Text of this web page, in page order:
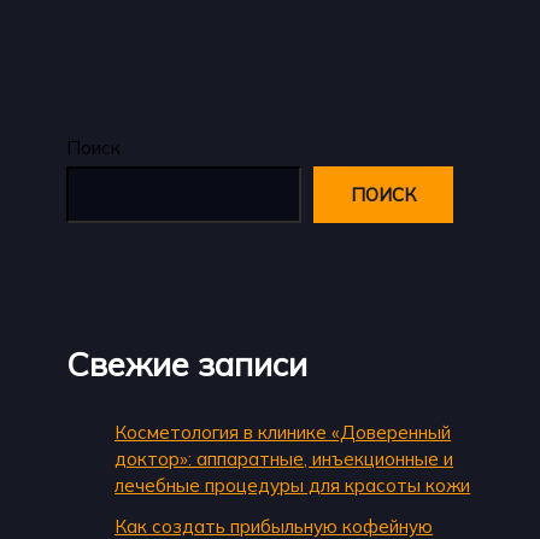
Поиск
ПОИСК
Свежие записи
Косметология в клинике «Доверенный
доктор»: аппаратные, инъекционные и
лечебные процедуры для красоты кожи
Как создать прибыльную кофейную